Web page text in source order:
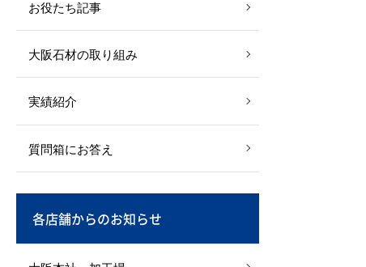
お役たち記事
大阪石材の取り組み
実績紹介
質問箱にお答え
各店舗からのお知らせ